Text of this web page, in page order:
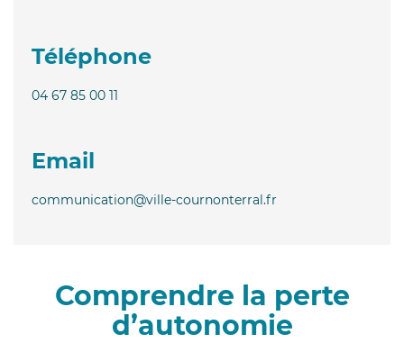
Téléphone
04 67 85 00 11
Email
communication@ville-cournonterral.fr
Comprendre la perte
d’autonomie